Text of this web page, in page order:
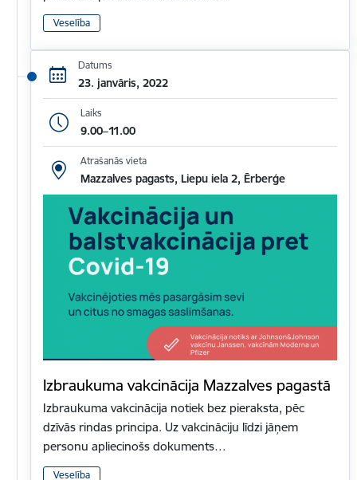
Veselība
Datums
23. janvāris, 2022
Laiks
9.00–11.00
Atrašanās vieta
Mazzalves pagasts, Liepu iela 2, Ērberģe
Izbraukuma vakcinācija Mazzalves pagastā
Izbraukuma vakcinācija notiek bez pieraksta, pēc
dzīvās rindas principa. Uz vakcināciju līdzi jāņem
personu apliecinošs dokuments…
Veselība